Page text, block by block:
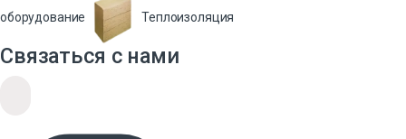
оборудование Теплоизоляция
Связаться с нами